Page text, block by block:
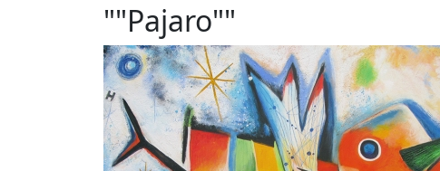
""Pajaro""